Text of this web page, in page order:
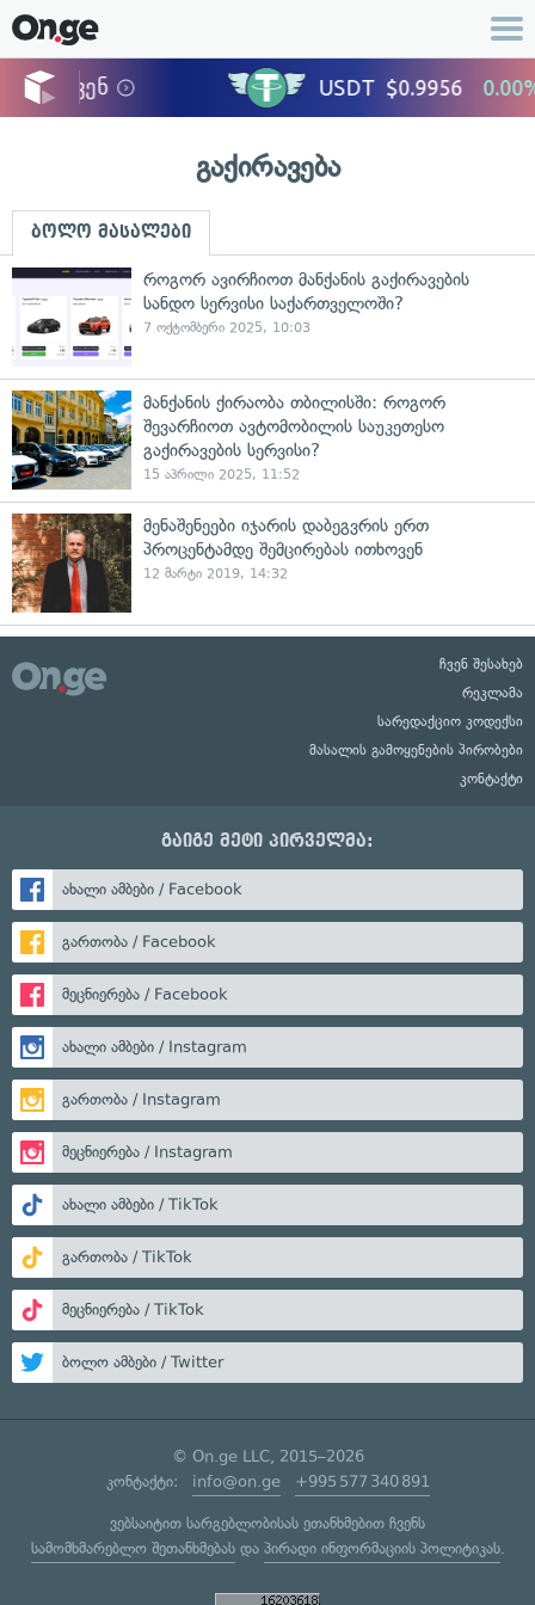
გაქირავება
ბოლო მასალები
როგორ ავირჩიოთ მანქანის გაქირავების
სანდო სერვისი საქართველოში?
7 ოქტომბერი 2025, 10:03
მანქანის ქირაობა თბილისში: როგორ
შევარჩიოთ ავტომობილის საუკეთესო
გაქირავების სერვისი?
15 აპრილი 2025, 11:52
მენაშენეები იჯარის დაბეგვრის ერთ
პროცენტამდე შემცირებას ითხოვენ
12 მარტი 2019, 14:32
ჩვენ შესახებ
რეკლამა
სარედაქციო კოდექსი
მასალის გამოყენების პირობები
კონტაქტი
გაიგე მეტი პირველმა:
ახალი ამბები / Facebook
გართობა / Facebook
მეცნიერება / Facebook
ახალი ამბები / Instagram
გართობა / Instagram
მეცნიერება / Instagram
ახალი ამბები / TikTok
გართობა / TikTok
მეცნიერება / TikTok
ბოლო ამბები / Twitter
© On.ge LLC, 2015–2026
კონტაქტი: info@on.ge +995 577 340 891
ვებსაიტით სარგებლობისას ეთანხმებით ჩვენს
სამომხმარებლო შეთანხმებასდა პირადი ინფორმაციის პოლიტიკას.